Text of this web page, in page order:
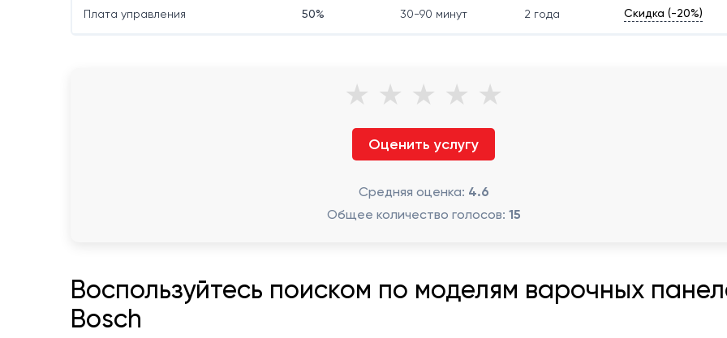
Плата управления 50% 30-90 минут 2 года Скидка (-20%)
★ ★ ★ ★ ★
Оценить услугу
Средняя оценка: 4.6
Общее количество голосов: 15
Воспользуйтесь поиском по моделям варочных
Bosch